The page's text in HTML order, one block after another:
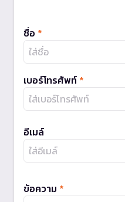
ชื่อ *
เบอร์โทรศัพท์ *
อีเมล์
ข้อความ *